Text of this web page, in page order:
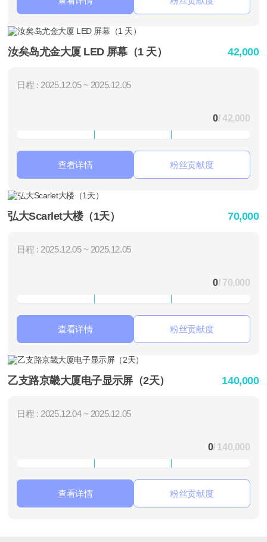
汝矣岛尤金大厦 LED 屏幕（1 天） 42,000
日程 : 2025.12.05 ~ 2025.12.05
0/ 42,000
查看详情 粉丝贡献度
弘大Scarlet大楼（1天） 70,000
日程 : 2025.12.05 ~ 2025.12.05
0/ 70,000
查看详情 粉丝贡献度
乙支路京畿大厦电子显示屏（2天） 140,000
日程 : 2025.12.04 ~ 2025.12.05
0/ 140,000
查看详情 粉丝贡献度